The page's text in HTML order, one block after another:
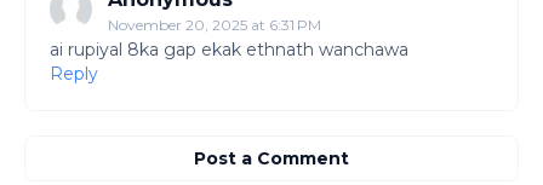
November 20, 2025 at 6:31 PM
ai rupiyal 8ka gap ekak ethnath wanchawa
Reply
Post a Comment